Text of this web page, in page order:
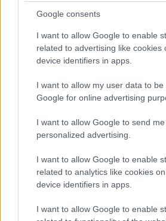
Google consents
I want to allow Google to enable
related to advertising like cookies
device identifiers in apps.
I want to allow my user data to be
Google for online advertising
I want to allow Google to send me
personalized advertising.
I want to allow Google to enable
related to analytics like cookies
device identifiers in apps.
I want to allow Google to enable
ASV uzņēmumi bažījas
par Ukrainas plāniem –
kas viņus satrauc?
“K2
par
Atcelt